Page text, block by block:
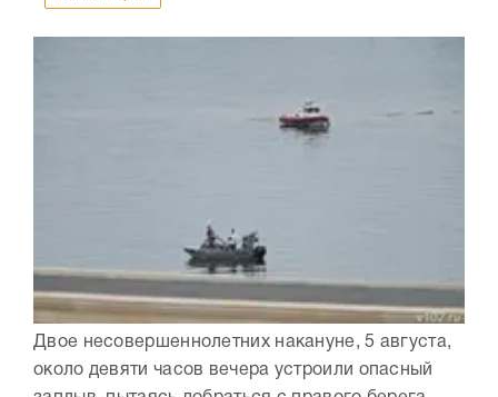
Двое несовершеннолетних накануне, 5 августа,
около девяти часов вечера устроили опасный